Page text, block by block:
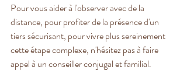
Pour vous aider à l'observer avec de la
distance, pour profiter de la présence d'un
tiers sécurisant, pour vivre plus sereinement
cette étape complexe, n'hésitez pas à faire
appel à un conseiller conjugal et familial.